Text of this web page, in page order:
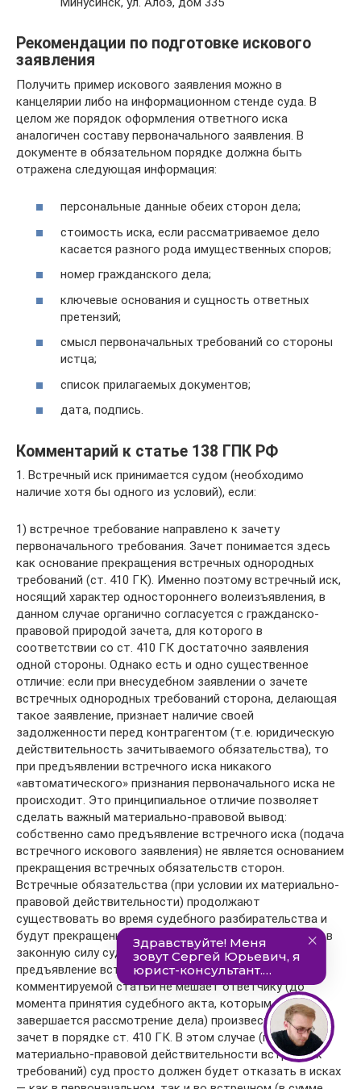
Рекомендации по подготовке искового
заявления
Получить пример искового заявления можно в
канцелярии либо на информационном стенде суда. В
целом же порядок оформления ответного иска
аналогичен составу первоначального заявления. В
документе в обязательном порядке должна быть
отражена следующая информация:
персональные данные обеих сторон дела;
стоимость иска, если рассматриваемое дело
касается разного рода имущественных споров;
номер гражданского дела;
ключевые основания и сущность ответных
претензий;
смысл первоначальных требований со стороны
истца;
список прилагаемых документов;
дата, подпись.
Комментарий к статье 138 ГПК РФ
1. Встречный иск принимается судом (необходимо
наличие хотя бы одного из условий), если:
1) встречное требование направлено к зачету
первоначального требования. Зачет понимается здесь
как основание прекращения встречных однородных
требований (ст. 410 ГК). Именно поэтому встречный иск,
носящий характер одностороннего волеизъявления, в
данном случае органично согласуется с гражданско-
правовой природой зачета, для которого в
соответствии со ст. 410 ГК достаточно заявления
одной стороны. Однако есть и одно существенное
отличие: если при внесудебном заявлении о зачете
встречных однородных требований сторона, делающая
такое заявление, признает наличие своей
задолженности перед контрагентом (т.е. юридическую
действительность зачитываемого обязательства), то
при предъявлении встречного иска никакого
«автоматического» признания первоначального иска не
происходит. Это принципиальное отличие позволяет
сделать важный материально-правовой вывод:
собственно само предъявление встречного иска (подача
встречного искового заявления) не является основанием
прекращения встречных обязательств сторон.
Встречные обязательства (при условии их материально-
правовой действительности) продолжают
существовать во время судебного разбирательства и
будут прекращены только на основании вступившего в
законную силу судебного акта. Следовательно, даже
предъявление встречного иска по основаниям абз. 2
комментируемой статьи не мешает ответчику (до
момента принятия судебного акта, которым
завершается рассмотрение дела) произвести обычный
зачет в порядке ст. 410 ГК. В этом случае (при условии
материально-правовой действительности встречных
требований) суд просто должен будет отказать в исках